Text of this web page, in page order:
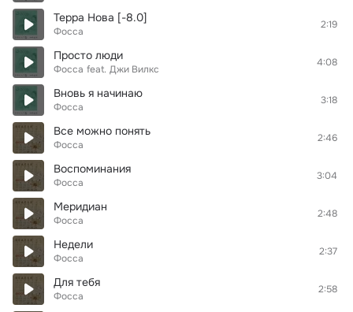
Терра Нова [-8.0]
Фосса
2:19
Просто люди
Фосса feat. Джи Вилкс
4:08
Вновь я начинаю
Фосса
3:18
Все можно понять
Фосса
2:46
Воспоминания
Фосса
3:04
Меридиан
Фосса
2:48
Недели
Фосса
2:37
Для тебя
Фосса
2:58